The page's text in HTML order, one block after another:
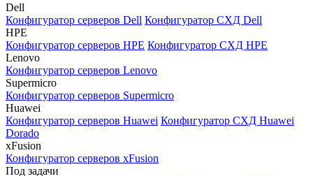
Dell
Конфигуратор серверов Dell Конфигуратор СХД Dell
HPE
Конфигуратор серверов HPE Конфигуратор СХД HPE
Lenovo
Конфигуратор серверов Lenovo
Supermicro
Конфигуратор серверов Supermicro
Huawei
Конфигуратор серверов Huawei Конфигуратор СХД Huawei
Dorado
xFusion
Конфигуратор серверов xFusion
Под задачи